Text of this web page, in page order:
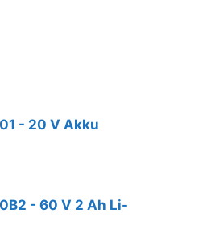
- 20 V Akku
- 60 V 2 Ah Li-